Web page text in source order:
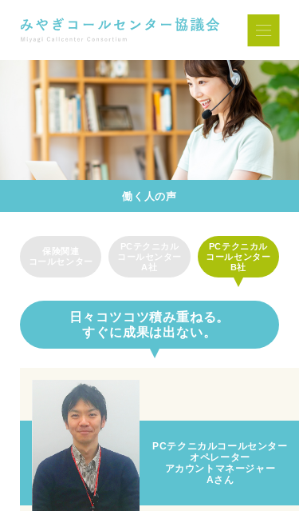
働く人の声
保険関連
コールセンター
PCテクニカル
コールセンター
A社
PCテクニカル
コールセンター
B社
日々コツコツ積み重ねる。
すぐに成果は出ない。
PCテクニカルコールセンター
オペレーター
アカウントマネージャー
Aさん